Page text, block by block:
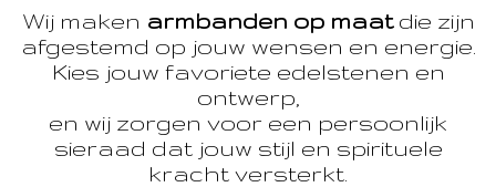
Wij maken armbanden op maatdie zijn
afgestemd op jouw wensen en energie.
Kies jouw favoriete edelstenen en
ontwerp,
en wij zorgen voor een persoonlijk
sieraad dat jouw stijl en spirituele
kracht versterkt.